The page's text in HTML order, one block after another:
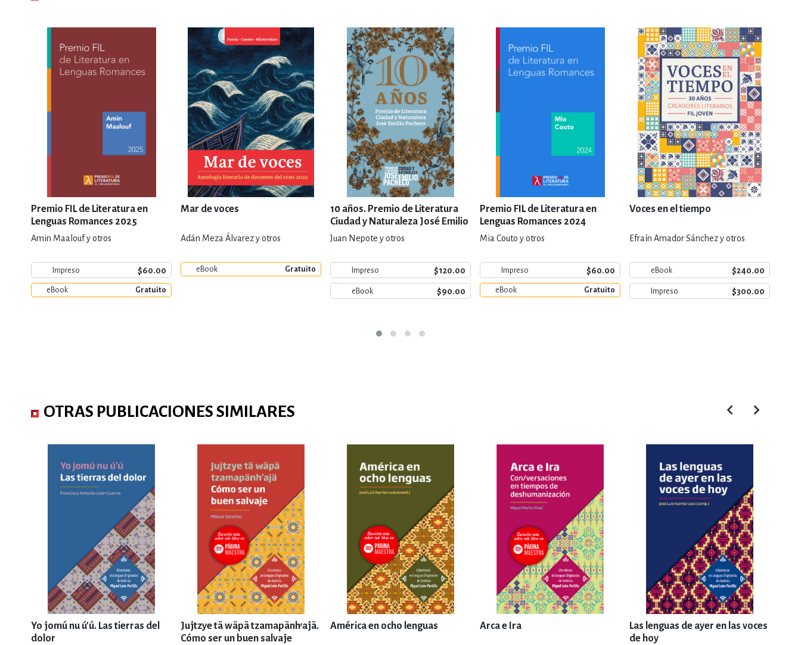
Premio FIL de Literatura en
Lenguas Romances 2025
Amin Maalouf y otros
Impreso $60.00
eBook Gratuito
Mar de voces
Adán Meza Álvarez y otros
eBook Gratuito
10 años. Premio de Literatura
Ciudad y Naturaleza José Emilio
Pacheco
Juan Nepote y otros
Impreso $120.00
eBook $90.00
Premio FIL de Literatura en
Lenguas Romances 2024
Mia Couto y otros
Impreso $60.00
eBook Gratuito
Voces en el tiempo
Efraín Amador Sánchez y otros
eBook $240.00
Impreso $300.00
OTRAS PUBLICACIONES SIMILARES
Yo jomú nu ú'ú. Las tierras del
dolor
Jujtzye tä wäpä tzamapänh'ajä.
Cómo ser un buen salvaje
América en ocho lenguas Arca e Ira
Las lenguas de ayer en las voces
de hoy